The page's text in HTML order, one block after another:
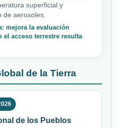
superficial y
de aerosoles.
mejora la evaluación
el acceso terrestre resulta
de la Tierra
de los Pueblos